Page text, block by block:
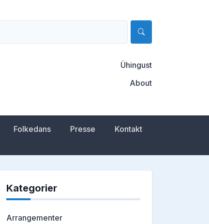
Ühingust
About
Folkedans Presse Kontakt
Kategorier
Arrangementer